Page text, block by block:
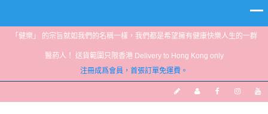
「健樂」 的宗旨就如我們的名稱一樣，我們都是希望擁有健康快樂人生的一群
醫葯人！ 送貨範圍只限香港 Delivery to Hong Kong only
注冊成爲會員，首張訂單免運費。